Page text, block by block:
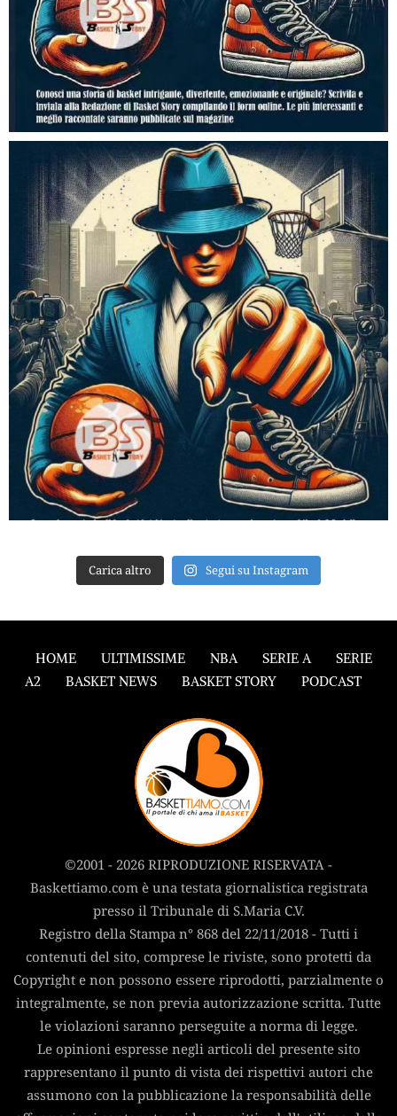
Carica altro Segui su Instagram
HOME ULTIMISSIME NBA SERIE A
SERIE
A2
BASKET NEWS BASKET STORY PODCAST
©2001 - 2026 RIPRODUZIONE RISERVATA -
Baskettiamo.com è una testata giornalistica registrata
presso il Tribunale di S.Maria C.V.
Registro della Stampa n° 868 del 22/11/2018 - Tutti i
contenuti del sito, comprese le riviste, sono protetti da
Copyright e non possono essere riprodotti, parzialmente o
integralmente, se non previa autorizzazione scritta. Tutte
le violazioni saranno perseguite a norma di legge.
Le opinioni espresse negli articoli del presente sito
rappresentano il punto di vista dei rispettivi autori che
assumono con la pubblicazione la responsabilità delle